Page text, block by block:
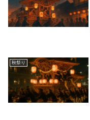
秋祭り